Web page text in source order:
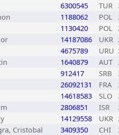
6300545 TUR
1188062 POL
1130420 POL
14187086 UKR
4675789 URU
1640879 AUT
912417 SRB
26092131 FRA
14618583 SLO
2806851 ISR
14129558 UKR
Cristobal 3409350 CHI